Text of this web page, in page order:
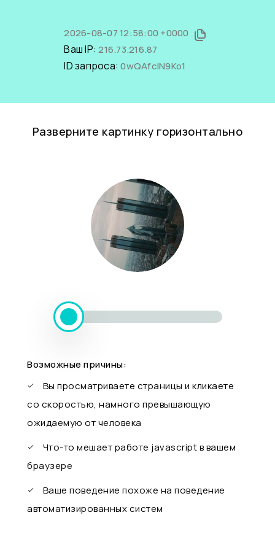
2026-08-07 12:58:00 +0000
Ваш IP:216.73.216.87
ID запроса:0wQAfclN9Ko1
Разверните картинку горизонтально
Возможные причины:
Вы просматриваете страницы и кликаете
со скоростью, намного превышающую
ожидаемую от человека
Что-то мешает работе javascript в вашем
браузере
Ваше поведение похоже на поведение
автоматизированных систем